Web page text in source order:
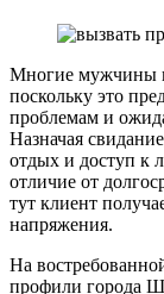
Многие мужчины
поскольку это
проблемам и
Назначая
отдых и доступ к
отличие от
тут клиент
напряжения.
На
профили города